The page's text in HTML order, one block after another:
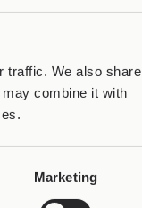
traffic. We also share
combine it with
Marketing